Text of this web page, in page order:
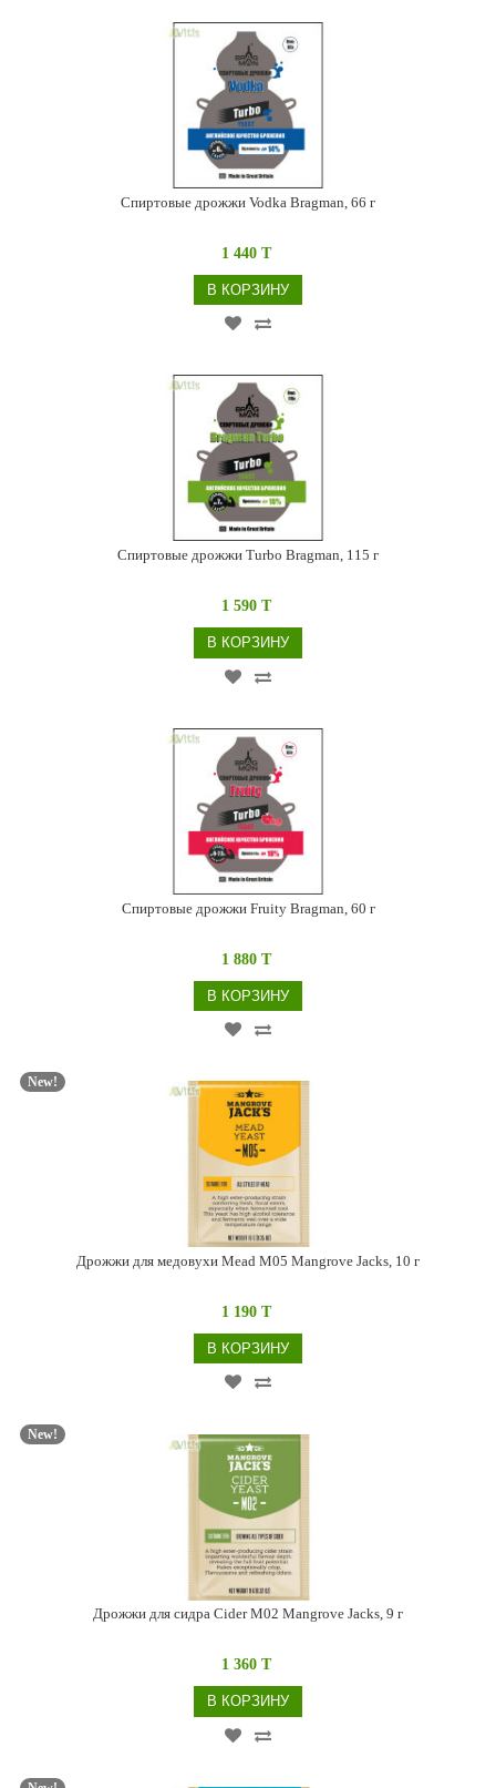
Спиртовые дрожжи Vodka Bragman, 66 г
1 440 T
В КОРЗИНУ
Спиртовые дрожжи Turbo Bragman, 115 г
1 590 T
В КОРЗИНУ
Спиртовые дрожжи Fruity Bragman, 60 г
1 880 T
В КОРЗИНУ
New!
Дрожжи для медовухи Mead M05 Mangrove Jacks, 10 г
1 190 T
В КОРЗИНУ
New!
Дрожжи для сидра Cider M02 Mangrove Jacks, 9 г
1 360 T
В КОРЗИНУ